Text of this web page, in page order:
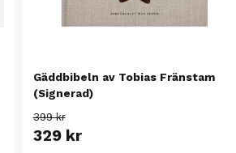
Gäddbibeln av Tobias Fränstam
(Signerad)
399 kr
329 kr